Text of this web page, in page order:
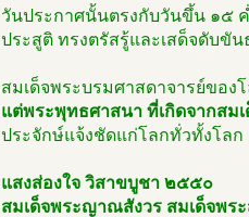
วันประกาศนั้นตรงกับวันขึ้น ๑๕
ประสูติ ทรงตรัสรู้และเสด็จดับขั
สมเด็จพระบรมศาสดาจารย์ขอ
แต่พระพุทธศาสนา ที่เกิดจากสม
ประจักษ์แจ้งชัดแก่โลกทั่วทั้งโลก
แสงส่องใจ วิสาขบูชา ๒๕๕๐
สมเด็จพระญาณสังวร สมเด็จพร